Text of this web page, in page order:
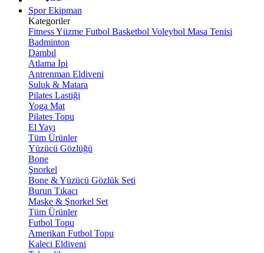
Spor Ekipman
Kategoriler
FitnessYüzme Futbol Basketbol Voleybol Masa Tenisi
Badminton
Dambıl
Atlama İpi
Antrenman Eldiveni
Suluk & Matara
Pilates Lastiği
Yoga Mat
Pilates Topu
El Yayı
Tüm Ürünler
Yüzücü Gözlüğü
Bone
Şnorkel
Bone & Yüzücü Gözlük Seti
Burun Tıkacı
Maske & Şnorkel Set
Tüm Ürünler
Futbol Topu
Amerikan Futbol Topu
Kaleci Eldiveni